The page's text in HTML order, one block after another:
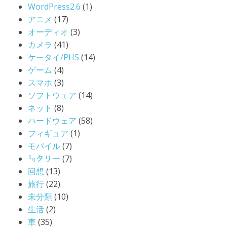
WordPress2.6 (1)
アニメ (17)
オーディオ (3)
カメラ (41)
ケータイ/PHS (14)
ゲーム (4)
スマホ (3)
ソフトウェア (14)
ネット (8)
ハードウェア (58)
フィギュア (1)
モバイル(7)
㍉タリー (7)
回想 (13)
旅行(22)
未分類(10)
生活(2)
車(35)